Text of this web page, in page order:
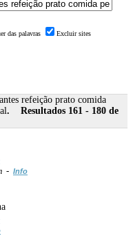
das palavras
Excluir sites
refeição prato comida
. Resultados 161 - 180 de
- Info